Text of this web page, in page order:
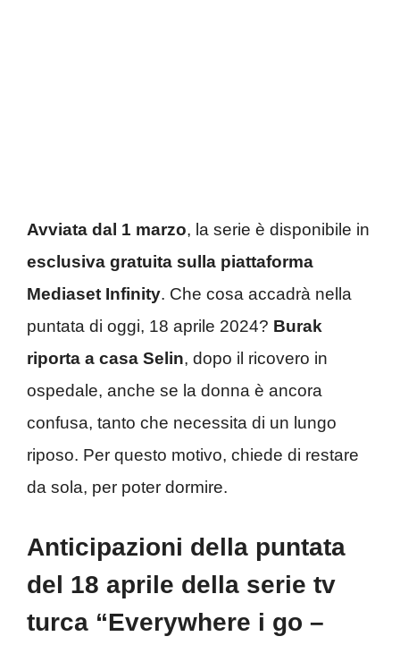
Avviata dal 1 marzo, la serie è disponibile in
esclusiva gratuita sulla piattaforma
Mediaset Infinity. Che cosa accadrà nella
puntata di oggi, 18 aprile 2024? Burak
riporta a casa Selin, dopo il ricovero in
ospedale, anche se la donna è ancora
confusa, tanto che necessita di un lungo
riposo. Per questo motivo, chiede di restare
da sola, per poter dormire.
Anticipazioni della puntata
del 18 aprile della serie tv
turca “Everywhere i go –